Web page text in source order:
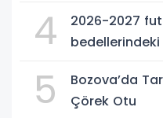
4
2026-2027
bedellerindeki
5
Bozova’da
Çörek Otu